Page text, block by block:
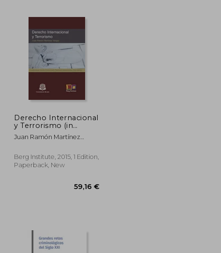
205,70 €
Derecho Internacional
y Terrorismo (in
Spanish)
Juan Ramón Martínez
Berg Institute, 2015, 1 Edition,
Paperback, New